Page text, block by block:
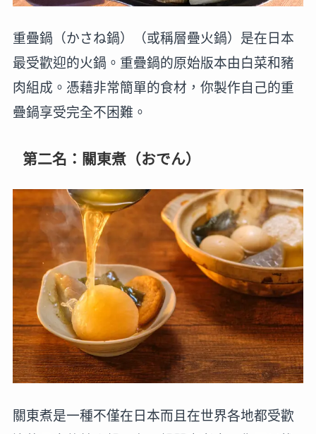
重疊鍋（かさね鍋）（或稱層疊火鍋）是在日本
最受歡迎的火鍋。重疊鍋的原始版本由白菜和豬
肉組成。憑藉非常簡單的食材，你製作自己的重
疊鍋享受完全不困難。
第二名：關東煮（おでん）
關東煮是一種不僅在日本而且在世界各地都受歡